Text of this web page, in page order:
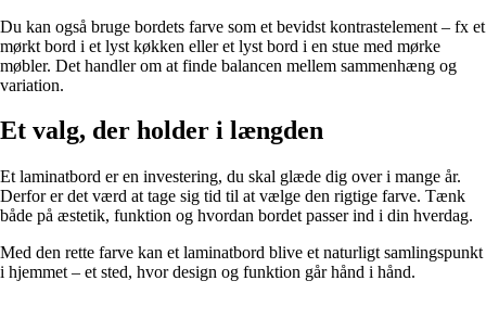
Du kan også bruge bordets farve som et bevidst kontrastelement – fx et
mørkt bord i et lyst køkken eller et lyst bord i en stue med mørke
møbler. Det handler om at finde balancen mellem sammenhæng og
variation.
Et valg, der holder i længden
Et laminatbord er en investering, du skal glæde dig over i mange år.
Derfor er det værd at tage sig tid til at vælge den rigtige farve. Tænk
både på æstetik, funktion og hvordan bordet passer ind i din hverdag.
Med den rette farve kan et laminatbord blive et naturligt samlingspunkt
i hjemmet – et sted, hvor design og funktion går hånd i hånd.